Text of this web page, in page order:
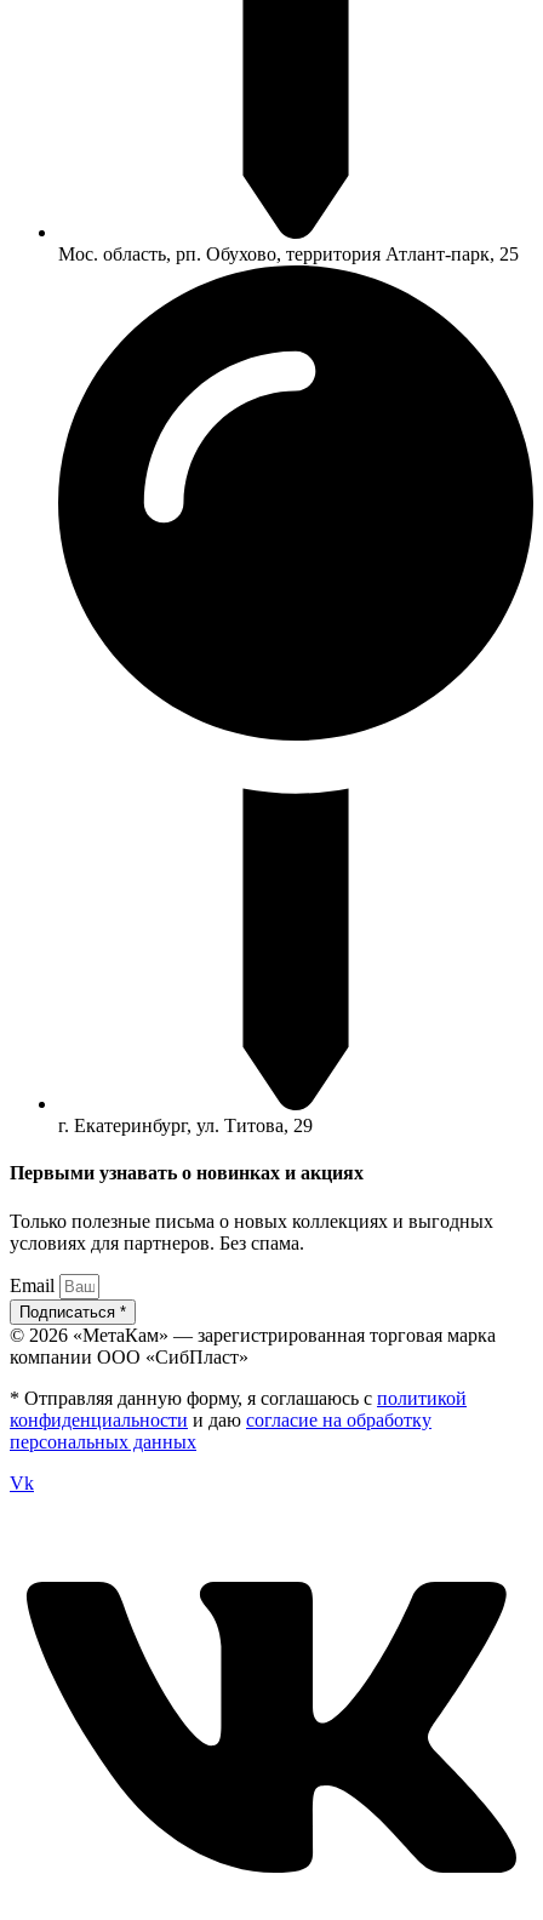
Мос. область, рп. Обухово, территория Атлант-парк, 25
г. Екатеринбург, ул. Титова, 29
Первыми узнавать о новинках и акциях
Только полезные письма о новых коллекциях и выгодных
условиях для партнеров. Без спама.
Email
Подписаться *
© 2026 «МетаКам» — зарегистрированная торговая марка
компании ООО «СибПласт»
* Отправляя данную форму, я соглашаюсь с политикой
конфиденциальности и даю согласие на обработку
персональных данных
Vk